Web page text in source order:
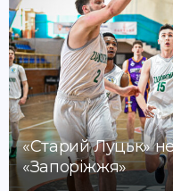
«Старий Луцьк» не
«Запоріжжя»